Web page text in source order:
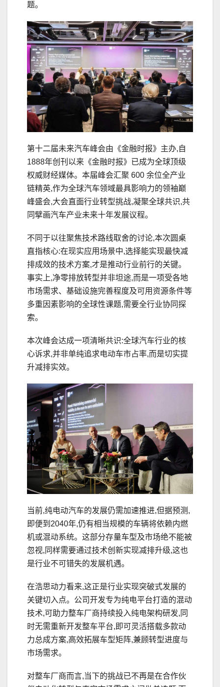
题。
第十二届未来汽车峰会由《金融时报》主办,自
1888年创刊以来《金融时报》已成为全球顶级
权威财经媒体。本届峰会汇聚 600 余位全产业
链精英,作为全球汽车领域最具影响力的领袖巅
峰盛会,大会直面行业转型挑战,凝聚全球共识,共
同擘画汽车产业未来十年发展议程。
不同于以往聚焦技术路线取舍的讨论,本次圆桌
直指核心:在现实应用场景中,选择能实现最快减
排成效的技术方案,才是推动行业前行的关键。
事实上,净零排放转型并非坦途,而是一项受各地
市场需求、基础设施完善程度及可用资源条件等
多重因素影响的全球性课题,需要全行业协同探
索。
本次峰会达成一项清晰共识:全球汽车行业的核
心诉求,并非单纯追求电动车市占率,而是切实提
升减排实效。
当前,纯电动汽车的发展仍需加速推进,但据预测,
即便到2040年,仍有相当规模的车辆将依赖内燃
机或混动系统。这部分存量车型及市场绝不能被
忽视,同样需要通过技术创新实现减排升级,这也
是行业不可错失的发展机遇。
在浩思动力看来,这正是行业实现突破式发展的
关键切入点。公司开发专为纯电平台打造的混动
技术,可助力整车厂商持续投入纯电架构研发,同
时无需重新开发整车平台,即可灵活搭载多款动
力总成方案,高效拓展车型矩阵,兼顾转型进度与
市场需求。
对整车厂商而言,当下的挑战已不再是在合作伙